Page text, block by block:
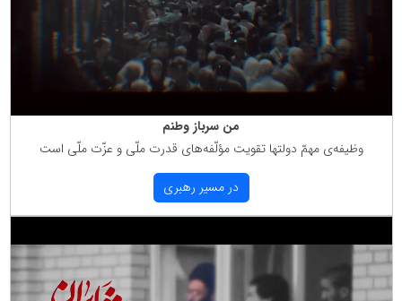
من سرباز وطنم
وظیفه‌ی مهمّ دولتها تقویت مؤلّفه‌های قدرت ملّی و عزّت ملّی است
در مسیر رهبری